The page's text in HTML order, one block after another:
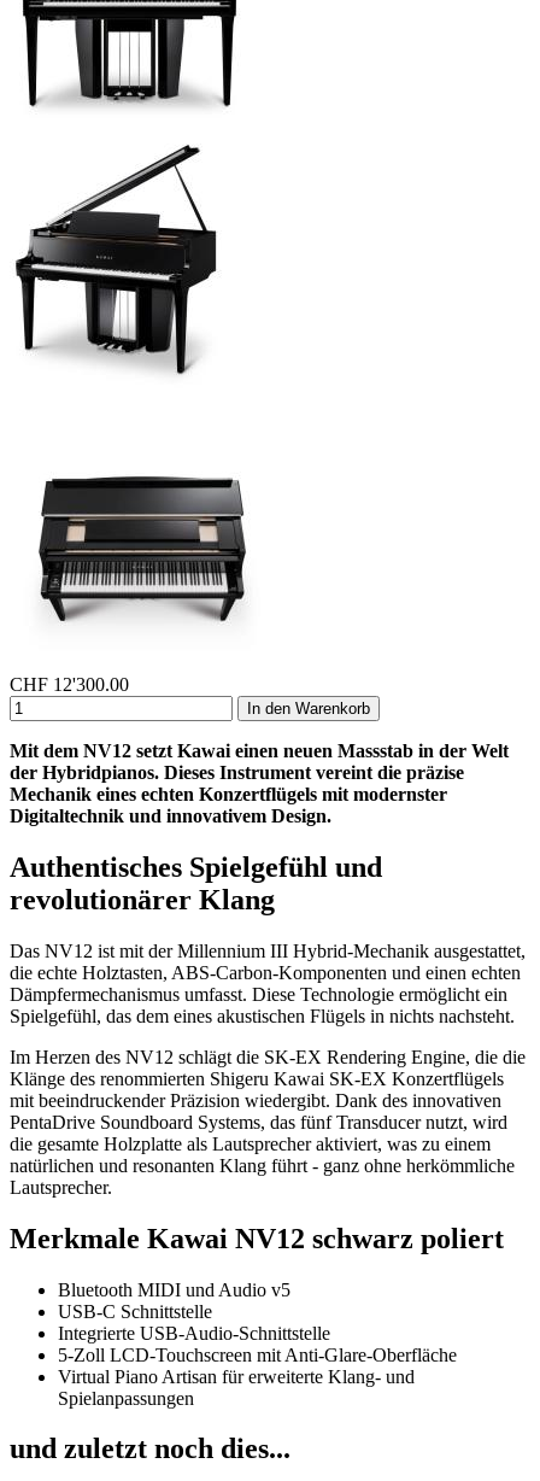
CHF 12'300.00
In den Warenkorb
Mit dem NV12 setzt Kawai einen neuen Massstab in der Welt
der Hybridpianos. Dieses Instrument vereint die präzise
Mechanik eines echten Konzertflügels mit modernster
Digitaltechnik und innovativem Design.
Authentisches Spielgefühl und
revolutionärer Klang
Das NV12 ist mit der Millennium III Hybrid-Mechanik ausgestattet,
die echte Holztasten, ABS-Carbon-Komponenten und einen echten
Dämpfermechanismus umfasst. Diese Technologie ermöglicht ein
Spielgefühl, das dem eines akustischen Flügels in nichts nachsteht.
Im Herzen des NV12 schlägt die SK-EX Rendering Engine, die die
Klänge des renommierten Shigeru Kawai SK-EX Konzertflügels
mit beeindruckender Präzision wiedergibt. Dank des innovativen
PentaDrive Soundboard Systems, das fünf Transducer nutzt, wird
die gesamte Holzplatte als Lautsprecher aktiviert, was zu einem
natürlichen und resonanten Klang führt - ganz ohne herkömmliche
Lautsprecher.
Merkmale Kawai NV12 schwarz poliert
Bluetooth MIDI und Audio v5
USB-C Schnittstelle
Integrierte USB-Audio-Schnittstelle
5-Zoll LCD-Touchscreen mit Anti-Glare-Oberfläche
Virtual Piano Artisan für erweiterte Klang- und
Spielanpassungen
und zuletzt noch dies...